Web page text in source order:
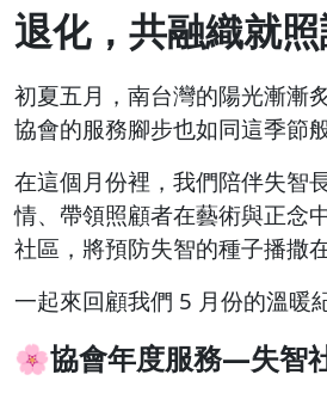
退化，共融織就
初夏五月，南台灣的陽光漸漸
協會的服務腳步也如同這季節
在這個月份裡，我們陪伴失智
情、帶領照顧者在藝術與正念
社區，將預防失智的種子播撒
一起來回顧我們 5 月份的溫暖
🌸協會年度服務—失智